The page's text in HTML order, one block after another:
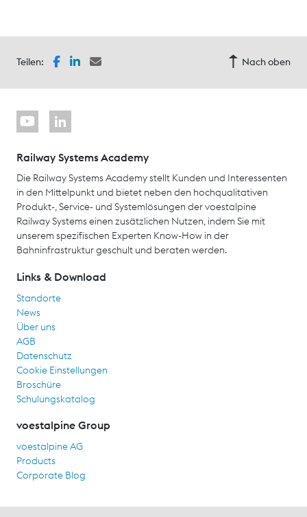
Teilen: Nach oben
Railway Systems Academy
Die Railway Systems Academy stellt Kunden und Interessenten
in den Mittelpunkt und bietet neben den hochqualitativen
Produkt-, Service- und Systemlösungen der voestalpine
Railway Systems einen zusätzlichen Nutzen, indem Sie mit
unserem spezifischen Experten Know-How in der
Bahninfrastruktur geschult und beraten werden.
Links & Download
Standorte
News
Über uns
AGB
Datenschutz
Cookie Einstellungen
Broschüre
Schulungskatalog
voestalpine Group
voestalpine AG
Products
Corporate Blog